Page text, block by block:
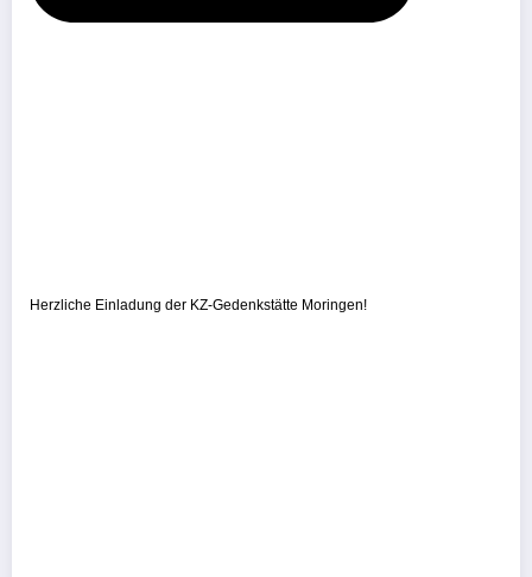
Herzliche Einladung der KZ-Gedenkstätte Moringen!